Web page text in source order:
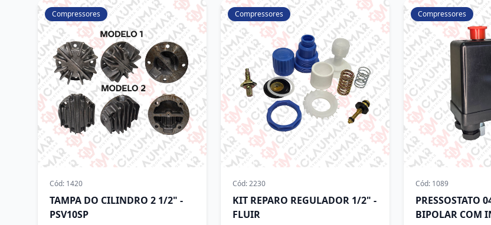
Compressores
Cód: 1420
TAMPA DO CILINDRO 2 1/2" -
PSV10SP
Compressores
Cód:2230
KIT REPARO REGULADOR 1/2" -
FLUIR
Compressores
Cód: 1089
PRESSOSTATO
BIPOLAR COM